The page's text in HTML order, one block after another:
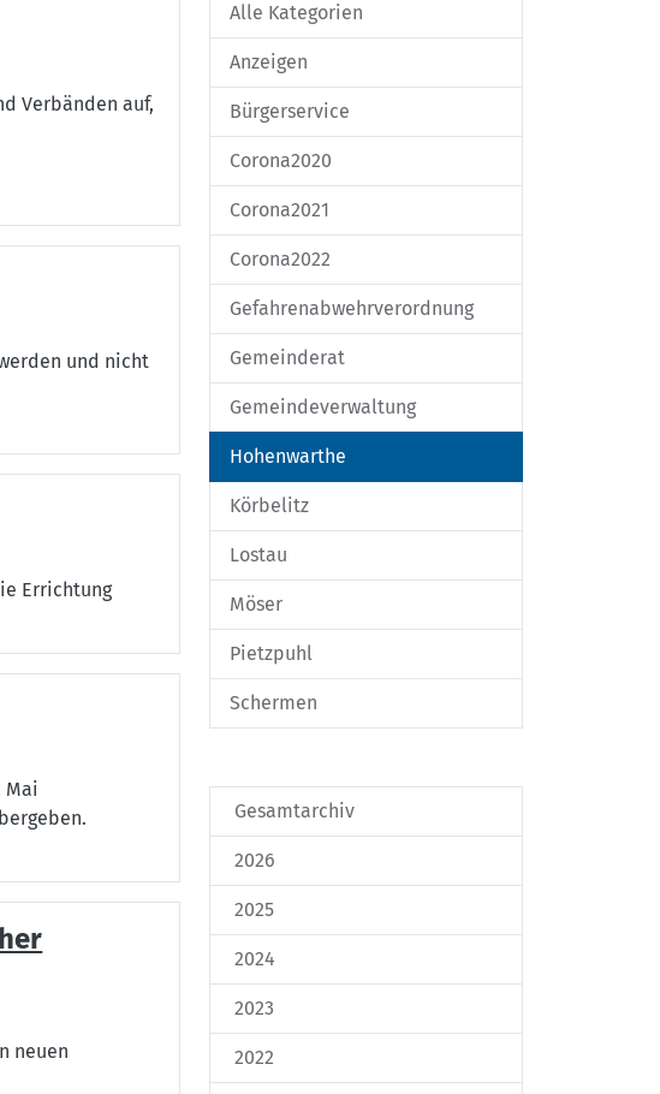
Verbänden auf,
und nicht
Errichtung
Mai
neuen
Alle Kategorien
Anzeigen
Bürgerservice
Corona2020
Corona2021
Corona2022
Gefahrenabwehrverordnung
Gemeinderat
Gemeindeverwaltung
Hohenwarthe
Körbelitz
Lostau
Möser
Pietzpuhl
Schermen
Gesamtarchiv
2026
2025
2024
2023
2022